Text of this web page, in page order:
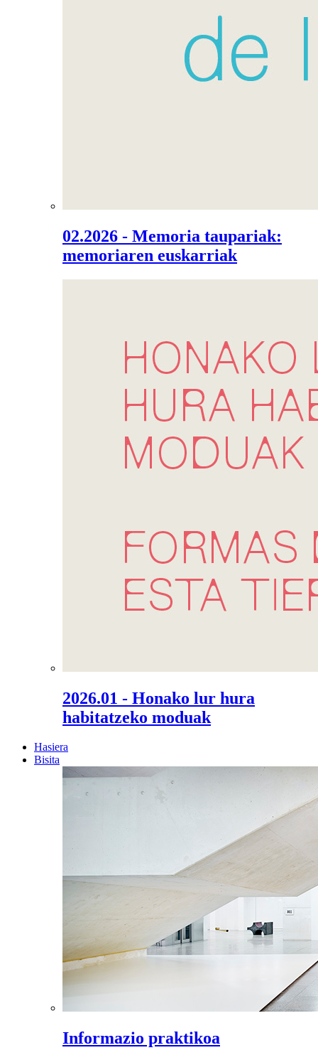
02.2026 - Memoria taupariak:
memoriaren euskarriak
2026.01 - Honako lur hura
habitatzeko moduak
Hasiera
Bisita
Informazio praktikoa